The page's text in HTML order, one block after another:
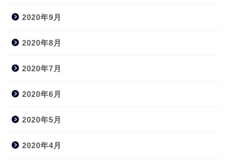
2020年9月
2020年8月
2020年7月
2020年6月
2020年5月
2020年4月